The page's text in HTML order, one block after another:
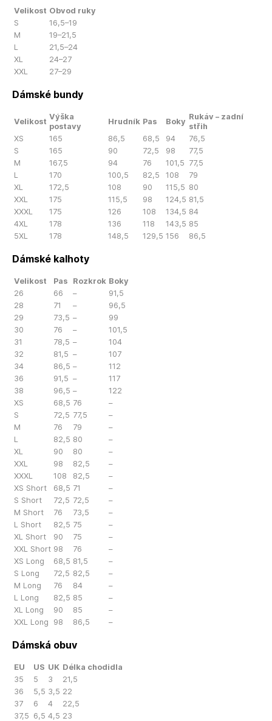
Velikost Obvod ruky
S
16,5–19
M
19–21,5
L
21,5–24
XL
24–27
XXL
27–29
Dámské bundy
Velikost
Výška
postavy
Hrudník Pas Boky
Rukáv – zadní
střih
XS
165 86,5 68,5 94
76,5
S
165 90 72,5 98
77,5
M
167,5 94 76 101,5 77,5
L
170 100,5 82,5 108
79
XL
172,5 108 90 115,5 80
XXL
175 115,5 98 124,5 81,5
XXXL
175 126 108 134,5 84
4XL
178 136 118 143,5 85
5XL
178 148,5 129,5 156 86,5
Dámské kalhoty
Velikost Pas Rozkrok Boky
26
66 –
91,5
28
71 –
96,5
29
73,5 –
99
30
76 –
101,5
31
78,5 –
104
32
81,5 –
107
34
86,5 –
112
36
91,5 –
117
38
96,5 –
122
XS
68,5 76
–
S
72,5 77,5
–
M
76 79
–
L
82,5 80
–
XL
90 80
–
XXL
98 82,5
–
XXXL
108 82,5
–
XS Short
68,5 71
–
S Short
72,5 72,5
–
M Short
76 73,5
–
L Short
82,5 75
–
XL Short
90 75
–
XXL Short 98 76
–
XS Long
68,5 81,5
–
S Long
72,5 82,5
–
M Long
76 84
–
L Long
82,5 85
–
XL Long
90 85
–
XXL Long
98 86,5 –
Dámská obuv
EU US UK Délka chodidla
35
5 3
21,5
36
5,5 3,5 22
37
6 4
22,5
37,5 6,5 4,5 23